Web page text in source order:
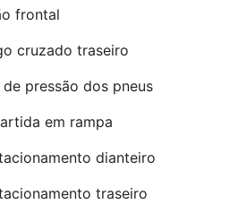
frontal
cruzado traseiro
pressão dos pneus
em rampa
dianteiro
traseiro